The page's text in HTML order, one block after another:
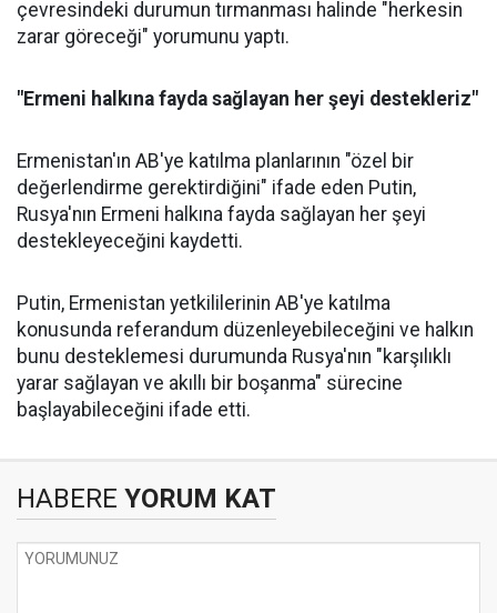
çevresindeki durumun tırmanması halinde "herkesin
zarar göreceği" yorumunu yaptı.
"Ermeni halkına fayda sağlayan her şeyi destekleriz"
Ermenistan'ın AB'ye katılma planlarının "özel bir
değerlendirme gerektirdiğini" ifade eden Putin,
Rusya'nın Ermeni halkına fayda sağlayan her şeyi
destekleyeceğini kaydetti.
Putin, Ermenistan yetkililerinin AB'ye katılma
konusunda referandum düzenleyebileceğini ve halkın
bunu desteklemesi durumunda Rusya'nın "karşılıklı
yarar sağlayan ve akıllı bir boşanma" sürecine
başlayabileceğini ifade etti.
HABERE YORUM KAT